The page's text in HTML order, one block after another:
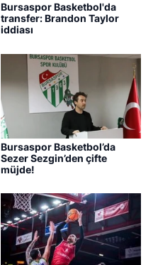
Bursaspor Basketbol'da
transfer: Brandon Taylor
iddiası
Bursaspor Basketbol’da
Sezer Sezgin’den çifte
müjde!